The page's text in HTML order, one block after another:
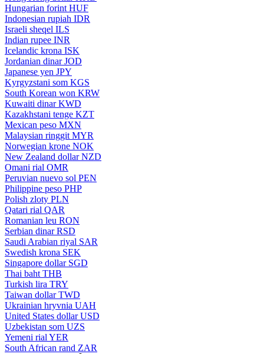
Hungarian forint HUF
Indonesian rupiah IDR
Israeli sheqel ILS
Indian rupee INR
Icelandic krona ISK
Jordanian dinar JOD
Japanese yen JPY
Kyrgyzstani som KGS
South Korean won KRW
Kuwaiti dinar KWD
Kazakhstani tenge KZT
Mexican peso MXN
Malaysian ringgit MYR
Norwegian krone NOK
New Zealand dollar NZD
Omani rial OMR
Peruvian nuevo sol PEN
Philippine peso PHP
Polish zloty PLN
Qatari rial QAR
Romanian leu RON
Serbian dinar RSD
Saudi Arabian riyal SAR
Swedish krona SEK
Singapore dollar SGD
Thai baht THB
Turkish lira TRY
Taiwan dollar TWD
Ukrainian hryvnia UAH
United States dollar USD
Uzbekistan som UZS
Yemeni rial YER
South African rand ZAR